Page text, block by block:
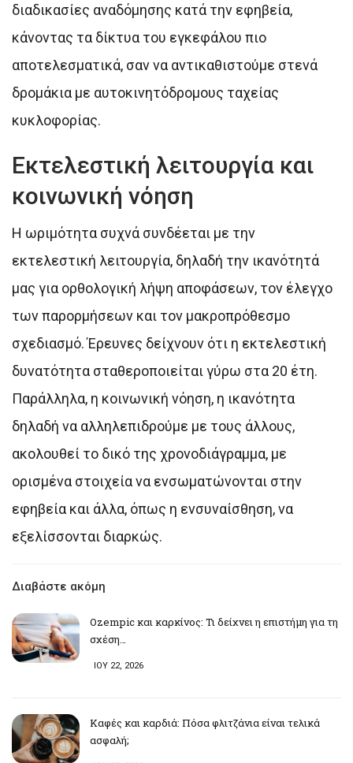
διαδικασίες αναδόμησης κατά την εφηβεία,
κάνοντας τα δίκτυα του εγκεφάλου πιο
αποτελεσματικά, σαν να αντικαθιστούμε στενά
δρομάκια με αυτοκινητόδρομους ταχείας
κυκλοφορίας.
Εκτελεστική λειτουργία και
κοινωνική νόηση
Η ωριμότητα συχνά συνδέεται με την
εκτελεστική λειτουργία, δηλαδή την ικανότητά
μας για ορθολογική λήψη αποφάσεων, τον έλεγχο
των παρορμήσεων και τον μακροπρόθεσμο
σχεδιασμό. Έρευνες δείχνουν ότι η εκτελεστική
δυνατότητα σταθεροποιείται γύρω στα 20 έτη.
Παράλληλα, η κοινωνική νόηση, η ικανότητα
δηλαδή να αλληλεπιδρούμε με τους άλλους,
ακολουθεί το δικό της χρονοδιάγραμμα, με
ορισμένα στοιχεία να ενσωματώνονται στην
εφηβεία και άλλα, όπως η ενσυναίσθηση, να
εξελίσσονται διαρκώς.
Διαβάστε ακόμη
Ozempic και καρκίνος: Τι δείχνει η επιστήμη για τη
σχέση…
ΙΟΥ 22, 2026
Καφές και καρδιά: Πόσα φλιτζάνια είναι τελικά
ασφαλή;